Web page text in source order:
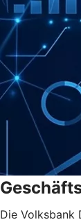
Die Volksbank